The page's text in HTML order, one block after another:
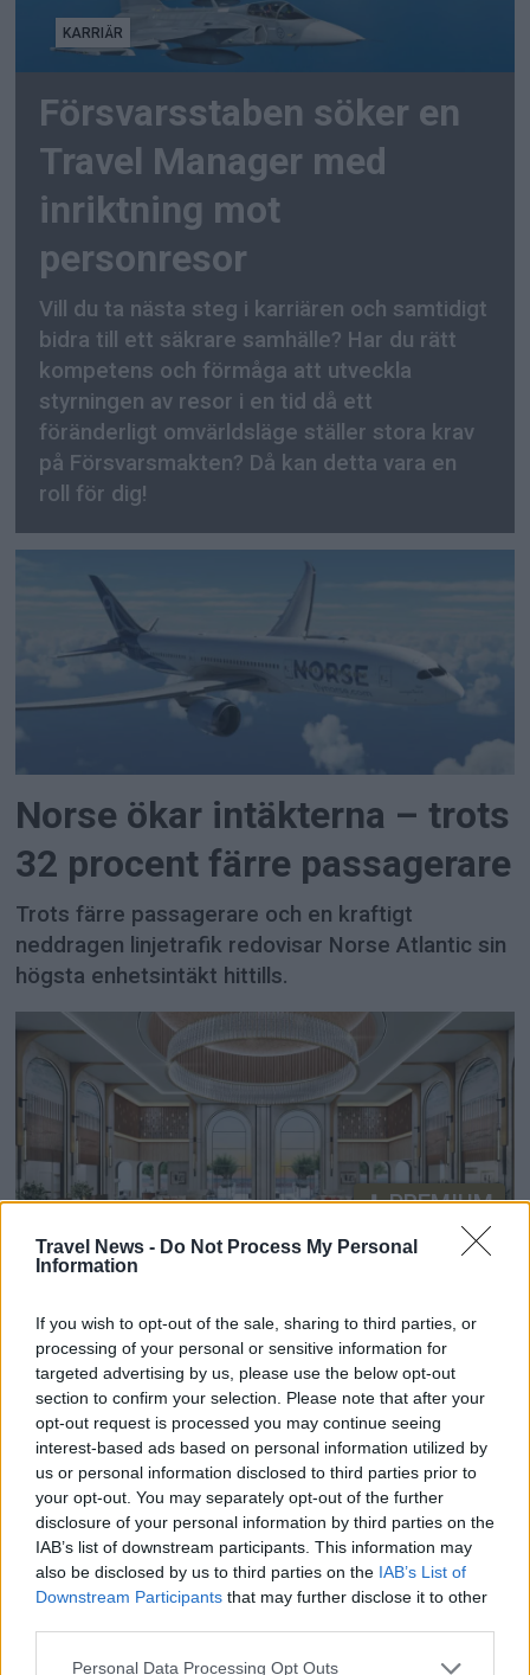
Travel News - Do Not Process My Personal
Information
If you wish to opt-out of the sale, sharing to third parties, or
processing of your personal or sensitive information for
targeted advertising by us, please use the below opt-out
section to confirm your selection. Please note that after your
opt-out request is processed you may continue seeing
interest-based ads based on personal information utilized by
us or personal information disclosed to third parties prior to
your opt-out. You may separately opt-out of the further
disclosure of your personal information by third parties on the
IAB’s list of downstream participants. This information may
also be disclosed by us to third parties on the IAB’s List of
Downstream Participants that may further disclose it to other
Personal Data Processing Opt Outs
KARRIÄR
Försvarsstaben söker en
Travel Manager med
inriktning mot
personresor
Vill du ta nästa steg i karriären och samtidigt
bidra till ett säkrare samhälle? Har du rätt
kompetens och förmåga att utveckla
styrningen av resor i en tid då ett
föränderligt omvärldsläge ställer stora krav
på Försvarsmakten? Då kan detta vara en
roll för dig!
Norse ökar intäkterna – trots
32 procent färre passagerare
Trots färre passagerare och en kraftigt
neddragen linjetrafik redovisar Norse Atlantic sin
högsta enhetsintäkt hittills.
PREMIUM
Radisson lanserar global
satsning på långtidsboende
för affärsresenärer
Radisson Hotel Group lanserar ett nytt globalt
erbjudande för långtidsboende riktat mot
företagskunder, affärsresebyråer och företag
som arbetar med internationella relocation-
tjänster.
Redaktionsbloggen